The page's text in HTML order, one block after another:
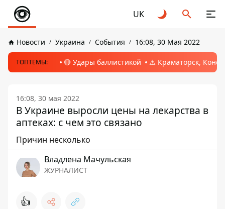
UK
Новости Украина События 16:08, 30 Мая 2022
ТОПТЕМЫ: 🔴 Удары баллистикой ⚠️ Краматорск,
16:08, 30 мая 2022
В Украине выросли цены на лекарства в
аптеках: с чем это связано
Причин несколько
Владлена Мачульская
ЖУРНАЛИСТ
👍